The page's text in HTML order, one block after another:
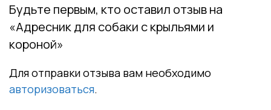
Будьте первым, кто оставил отзыв на
«Адресник для собаки с крыльями и
короной»
Для отправки отзыва вам необходимо
авторизоваться.